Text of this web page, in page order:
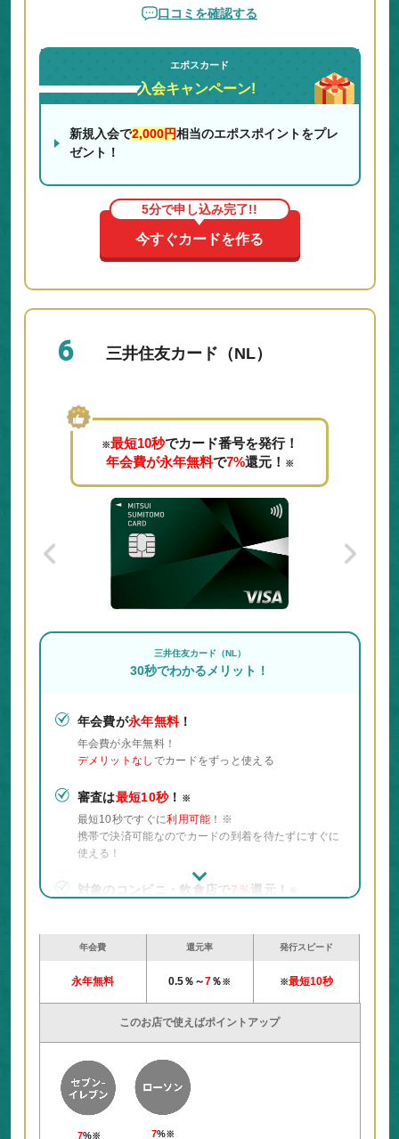
険適用されるので、海外旅行の時でも安心！
シンプルなデザインの他にも、アニメやキャラクタ
ー、アーティストなどとコラボしたデザインカードが
券種を選ぶのがおすすめ！
口コミを確認する
エポスカード
入会キャンペーン!
新規入会で2,000円相当のエポスポイントをプレ
ゼント！
今すぐカードを作る
5分で申し込み完了!!
6 三井住友カード（NL）
※最短10秒でカード番号を発行！
年会費が永年無料で7%還元！ ※
三井住友カード（NL）
30秒でわかるメリット！
年会費が永年無料！
年会費が永年無料！
デメリットなし でカードをずっと使える
審査は最短10秒！ ※
最短10秒ですぐに利用可能 ！※
携帯で決済可能なのでカードの到着を待たずにすぐに
使える！
対象のコンビニ・飲食店で7％ 還元！
で7％※
カードを落としても大丈夫⁉︎
セキュリティー抜
群のカード
カードの裏にも表にもカード情報の記載がないので、
セキュリティ面万全。カード番号はVpassアプリで確
認できるのでコピー&ペーストでネットショッピング
が楽々できちゃう
年会費
永年無料
還元率
0.5％～7％※
発行スピード
※最短10秒
このお店で使えばポイントアップ
7%※ 7%※